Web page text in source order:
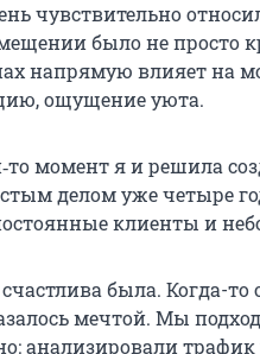
чувствительно
было не просто
напрямую влияет на
ощущение уюта.
момент я и решила
делом уже четыре
клиенты и
была. Когда-
мечтой. Мы
анализировали